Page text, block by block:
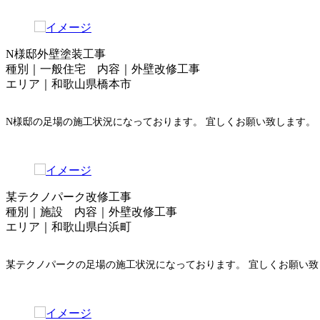
N様邸外壁塗装工事
種別｜一般住宅 内容｜外壁改修工事
エリア｜和歌山県橋本市
N様邸の足場の施工状況になっております。 宜しくお願い致します。
某テクノパーク改修工事
種別｜施設 内容｜外壁改修工事
エリア｜和歌山県白浜町
某テクノパークの足場の施工状況になっております。 宜しくお願い